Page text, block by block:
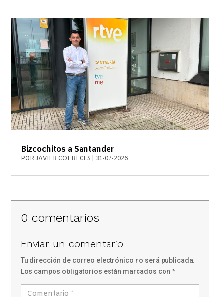
Bizcochitos a Santander
PORJAVIER COFRECES 31-07-2026
0 comentarios
Enviar un comentario
Tu dirección de correo electrónico no será publicada.
Los campos obligatorios están marcados con*